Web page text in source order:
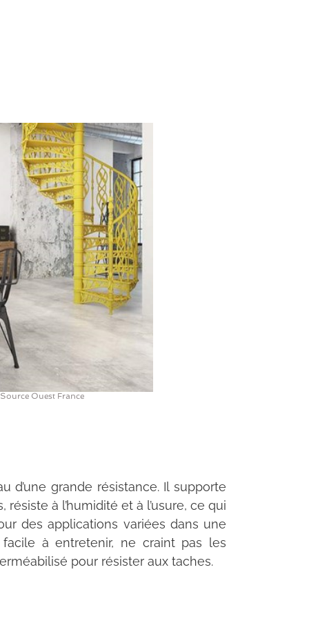
Source Ouest France
d’une grande résistance. Il supporte
à l’humidité et à l’usure, ce qui
des applications variées dans une
à entretenir, ne craint pas les
pour résister aux taches.